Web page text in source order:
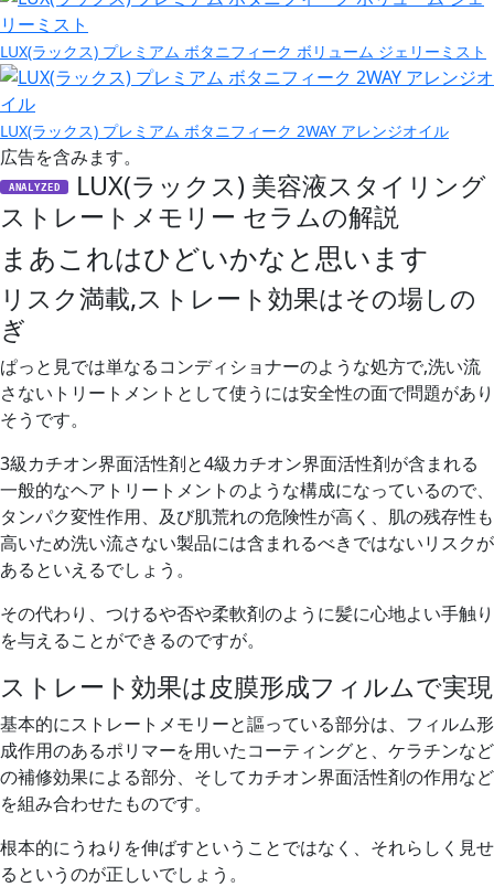
LUX(ラックス) プレミアム ボタニフィーク ボリューム ジェリーミスト
LUX(ラックス) プレミアム ボタニフィーク 2WAY アレンジオイル
広告を含みます。
ANALYZED
LUX(ラックス) 美容液スタイリング
ストレートメモリー セラムの解説
まあこれはひどいかなと思います
リスク満載,ストレート効果はその場しの
ぎ
ぱっと見では単なるコンディショナーのような処方で,洗い流
さないトリートメントとして使うには安全性の面で問題があり
そうです。
3級カチオン界面活性剤と4級カチオン界面活性剤が含まれる
一般的なヘアトリートメントのような構成になっているので、
タンパク変性作用、及び肌荒れの危険性が高く、 肌の残存性も
高いため洗い流さない製品には含まれるべきではないリスクが
あるといえるでしょう。
その代わり、つけるや否や柔軟剤のように髪に心地よい手触り
を与えることができるのですが。
ストレート効果は皮膜形成フィルムで実現
基本的にストレートメモリーと謳っている部分は、フィルム形
成作用のあるポリマーを用いたコーティングと、ケラチンなど
の補修効果による部分、そしてカチオン界面活性剤の作用など
を組み合わせたものです。
根本的にうねりを伸ばすということではなく、それらしく見せ
るというのが正しいでしょう。